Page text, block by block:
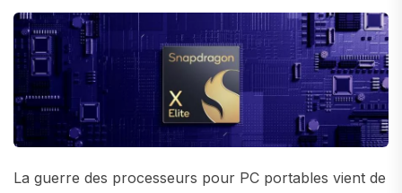
La guerre des processeurs pour PC portables vient de